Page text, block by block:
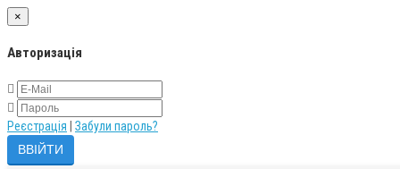
×
Авторизація
Реєстрація Забули пароль?